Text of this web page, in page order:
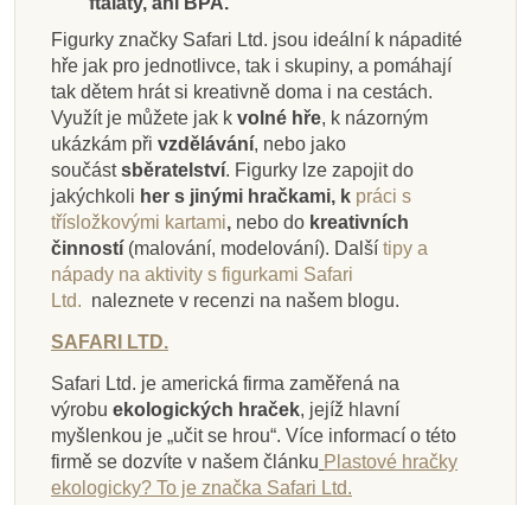
Figurky značky Safari Ltd. jsou ideální k nápadité
hře jak pro jednotlivce, tak i skupiny, a pomáhají
tak dětem hrát si kreativně doma i na cestách.
Využít je můžete jak k volné hře, k názorným
ukázkám při vzdělávání, nebo jako
součástsběratelství. Figurky lze zapojit do
jakýchkoli her s jinými hračkami, k práci s
třísložkovými kartami, nebo do kreativních
činností (malování, modelování). Další tipy a
nápady na aktivity s figurkami Safari
Ltd. naleznete v recenzi na našem blogu.
SAFARI LTD.
Safari Ltd. je americká firma zaměřená na
výrobu ekologických hraček, jejíž hlavní
myšlenkou je „učit se hrou“. Více informací o této
firmě se dozvíte v našem článku Plastové hračky
ekologicky? To je značka Safari Ltd.